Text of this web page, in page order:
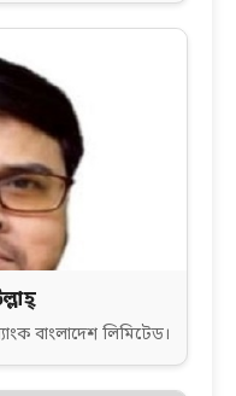
বাংলাদেশ লিমিটেড।